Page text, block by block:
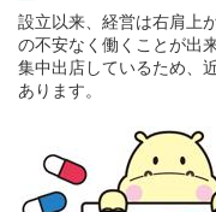
設立以来、経営は右肩上
の不安なく働くことが出
集中出店しているため、
あります。